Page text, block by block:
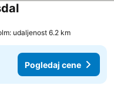
udaljenost 6.2 km
Pogledaj cene